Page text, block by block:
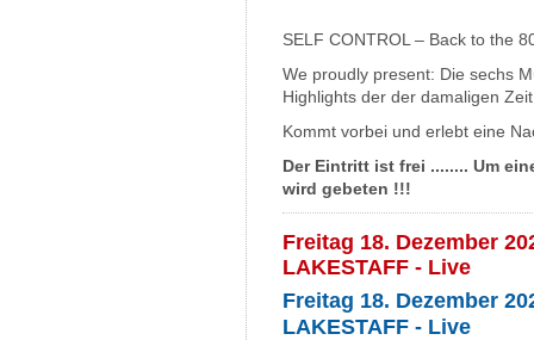
SELF CONTROL – Back to the
We proudly present: Die sechs
Highlights der der damaligen
Kommt vorbei und erlebt eine
Der Eintritt ist frei ........ Um
wird gebeten !!!
Freitag 18. Dezember
LAKESTAFF - Live
Freitag 18. Dezember
LAKESTAFF - Live